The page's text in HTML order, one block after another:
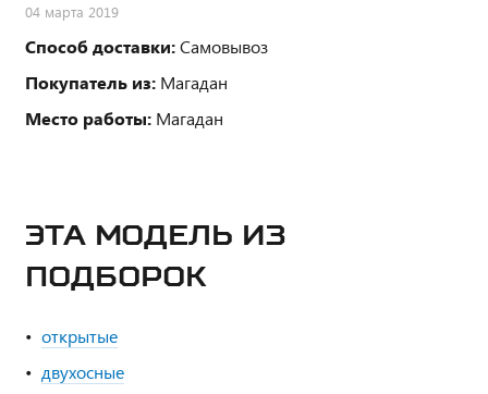
04 марта 2019
Способ доставки:Самовывоз
Покупатель из: Магадан
Место работы: Магадан
ЭТА МОДЕЛЬ ИЗ
ПОДБОРОК
открытые
двухосные